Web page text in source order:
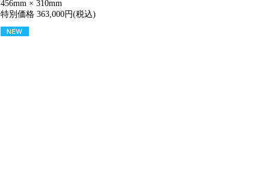
456mm × 310mm
特別価格 363,000円(税込)